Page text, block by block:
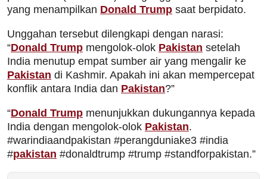
yang menampilkan Donald Trump saat berpidato.
Unggahan tersebut dilengkapi dengan narasi:
“Donald Trump mengolok-olok Pakistan setelah
India menutup empat sumber air yang mengalir ke
Pakistan di Kashmir. Apakah ini akan mempercepat
konflik antara India dan Pakistan?”
“Donald Trump menunjukkan dukungannya kepada
India dengan mengolok-olok Pakistan.
#warindiaandpakistan #perangduniake3 #india
#pakistan #donaldtrump #trump #standforpakistan.”